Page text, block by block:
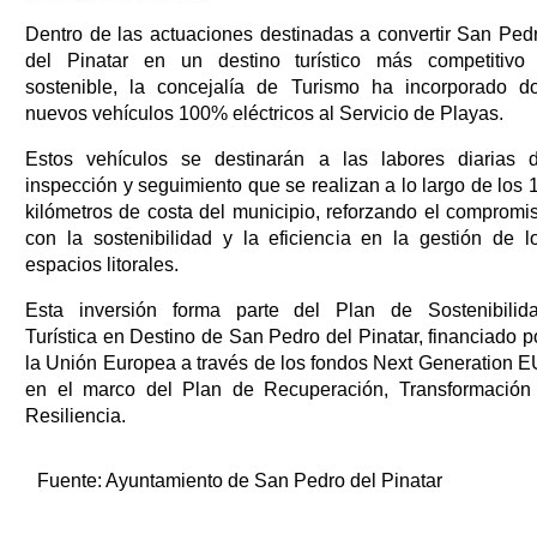
Dentro de las actuaciones destinadas a convertir San
del Pinatar en un destino turístico más competitivo
sostenible, la concejalía de Turismo ha incorporado
nuevos vehículos 100% eléctricos al Servicio de Playas.
Estos vehículos se destinarán a las labores diarias
inspección y seguimiento que se realizan a lo largo de los
kilómetros de costa del municipio, reforzando el
con la sostenibilidad y la eficiencia en la gestión de
espacios litorales.
Esta inversión forma parte del Plan de
Turística en Destino de San Pedro del Pinatar, financiado
la Unión Europea a través de los fondos Next Generation
en el marco del Plan de Recuperación,
Resiliencia.
Fuente: Ayuntamiento de San Pedro del Pinatar